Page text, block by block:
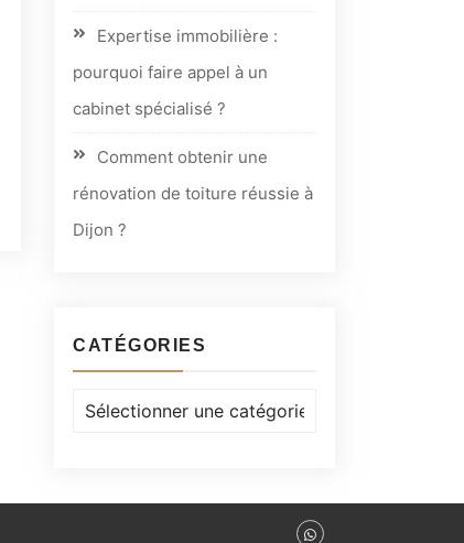
Expertise immobilière :
pourquoi faire appel à un
cabinet spécialisé ?
Comment obtenir une
rénovation de toiture réussie à
Dijon ?
CATÉGORIES
Catégories